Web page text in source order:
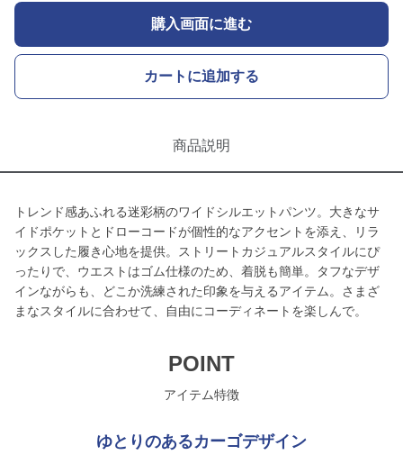
購入画面に進む
カートに追加する
商品説明
トレンド感あふれる迷彩柄のワイドシルエットパンツ。大きなサ
イドポケットとドローコードが個性的なアクセントを添え、リラ
ックスした履き心地を提供。ストリートカジュアルスタイルにぴ
ったりで、ウエストはゴム仕様のため、着脱も簡単。タフなデザ
インながらも、どこか洗練された印象を与えるアイテム。さまざ
まなスタイルに合わせて、自由にコーディネートを楽しんで。
POINT
アイテム特徴
ゆとりのあるカーゴデザイン